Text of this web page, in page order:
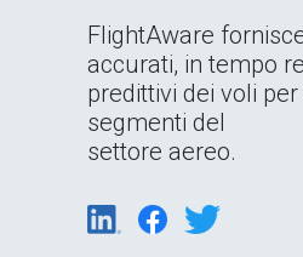
FlightAware
accurati, in tempo
predittivi dei voli
segmenti del
settore aereo.